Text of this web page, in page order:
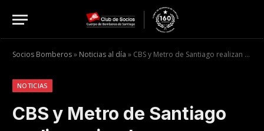
Socios Bomberos» Noticias al día » CBS y Metro de Santiago realizan simulacro
NOTICIAS
CBS y Metro de Santiago